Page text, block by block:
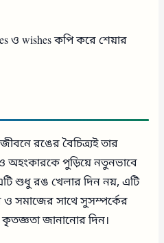
ও wishes কপি করে শেয়ার
রঙের বৈচিত্র্যই তার
ও অহংকারকে পুড়িয়ে নতুনভাবে
শুধু রঙ খেলার দিন নয়, এটি
ও সমাজের সাথে সুসম্পর্কের
কৃতজ্ঞতা জানানোর দিন।